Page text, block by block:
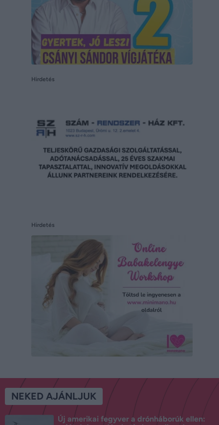
Hirdetés
Hirdetés
NEKED AJÁNLJUK
Új amerikai fegyver a drónháborúk ellen: